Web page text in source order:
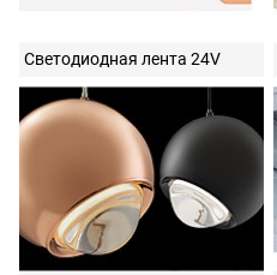
Светодиодная лента 24V